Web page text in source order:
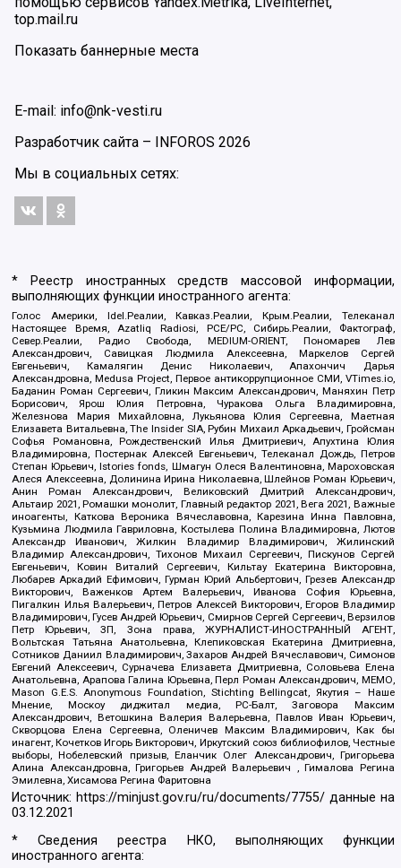
top.mail.ru
Показать баннерные места
E-mail: info@nk-vesti.ru
Разработчик сайта –
INFOROS 2026
Мы в социальных сетях:
* Реестр иностранных средств массовой информации,
выполняющих функции иностранного агента:
Голос Америки, Idel.Реалии, Кавказ.Реалии, Крым.Реалии, Телеканал
Настоящее Время, Azatliq Radiosi, PCE/PC, Сибирь.Реалии, Фактограф,
Север.Реалии, Радио Свобода, MEDIUM-ORIENT, Пономарев Лев
Александрович, Савицкая Людмила Алексеевна, Маркелов Сергей
Евгеньевич, Камалягин Денис Николаевич, Апахончич Дарья
Александровна, Medusa Project, Первое антикоррупционное СМИ, VTimes.io,
Баданин Роман Сергеевич, Гликин Максим Александрович, Маняхин Петр
Борисович, Ярош Юлия Петровна, Чуракова Ольга Владимировна,
Железнова Мария Михайловна, Лукьянова Юлия Сергеевна, Маетная
Елизавета Витальевна, The Insider SIA, Рубин Михаил Аркадьевич, Гройсман
Софья Романовна, Рождественский Илья Дмитриевич, Апухтина Юлия
Владимировна, Постернак Алексей Евгеньевич, Телеканал Дождь, Петров
Степан Юрьевич, Istories fonds, Шмагун Олеся Валентиновна, Мароховская
Алеся Алексеевна, Долинина Ирина Николаевна, Шлейнов Роман Юрьевич,
Анин Роман Александрович, Великовский Дмитрий Александрович,
Альтаир 2021, Ромашки монолит, Главный редактор 2021, Вега 2021, Важные
иноагенты, Каткова Вероника Вячеславовна, Карезина Инна Павловна,
Кузьмина Людмила Гавриловна, Костылева Полина Владимировна, Лютов
Александр Иванович, Жилкин Владимир Владимирович, Жилинский
Владимир Александрович, Тихонов Михаил Сергеевич, Пискунов Сергей
Евгеньевич, Ковин Виталий Сергеевич, Кильтау Екатерина Викторовна,
Любарев Аркадий Ефимович, Гурман Юрий Альбертович, Грезев Александр
Викторович, Важенков Артем Валерьевич, Иванова София Юрьевна,
Пигалкин Илья Валерьевич, Петров Алексей Викторович, Егоров Владимир
Владимирович, Гусев Андрей Юрьевич, Смирнов Сергей Сергеевич, Верзилов
Петр Юрьевич, ЗП, Зона права, ЖУРНАЛИСТ-ИНОСТРАННЫЙ АГЕНТ,
Вольтская Татьяна Анатольевна, Клепиковская Екатерина Дмитриевна,
Сотников Даниил Владимирович, Захаров Андрей Вячеславович, Симонов
Евгений Алексеевич, Сурначева Елизавета Дмитриевна, Соловьева Елена
Анатольевна, Арапова Галина Юрьевна, Перл Роман Александрович, МЕМО,
Mason G.E.S. Anonymous Foundation, Stichting Bellingcat, Якутия – Наше
Мнение, Москоу диджитал медиа, РС-Балт, Заговора Максим
Александрович, Ветошкина Валерия Валерьевна, Павлов Иван Юрьевич,
Скворцова Елена Сергеевна, Оленичев Максим Владимирович, Как бы
инагент, Кочетков Игорь Викторович, Иркутский союз библиофилов, Честные
выборы, Нобелевский призыв, Еланчик Олег Александрович, Григорьева
Алина Александровна, Григорьев Андрей Валерьевич , Гималова Регина
Эмилевна, Хисамова Регина Фаритовна
Источник: https://minjust.gov.ru/ru/documents/7755/ данные на
03.12.2021
* Сведения реестра НКО, выполняющих функции
иностранного агента: